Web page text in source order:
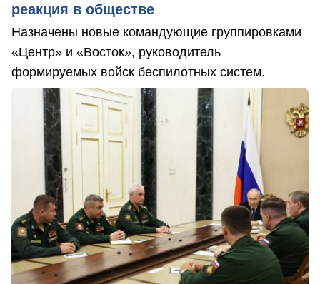
реакция в обществе
Назначены новые командующие группировками
«Центр» и «Восток», руководитель
формируемых войск беспилотных систем.